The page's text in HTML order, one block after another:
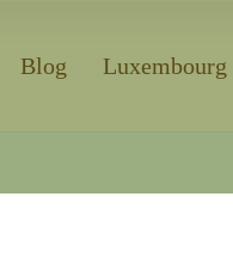
Blog Luxembourg